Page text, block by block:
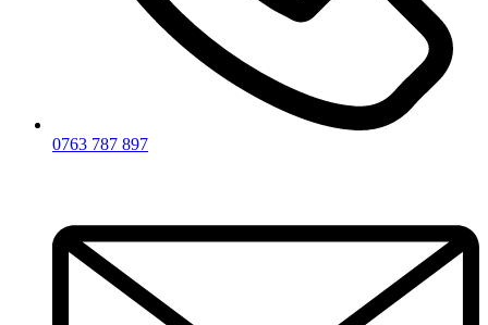
0763 787 897